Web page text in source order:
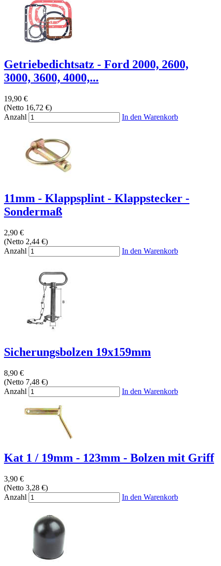
Getriebedichtsatz - Ford 2000, 2600,
3000, 3600, 4000,...
19,90 €
(Netto 16,72 €)
Anzahl
In den Warenkorb
11mm - Klappsplint - Klappstecker -
Sondermaß
2,90 €
(Netto 2,44 €)
Anzahl
In den Warenkorb
Sicherungsbolzen 19x159mm
8,90 €
(Netto 7,48 €)
Anzahl
In den Warenkorb
Kat 1 / 19mm - 123mm - Bolzen mit Griff
3,90 €
(Netto 3,28 €)
Anzahl
In den Warenkorb